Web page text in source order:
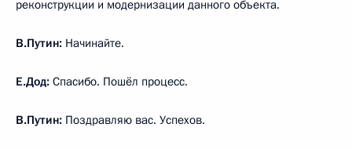
реконструкции и модернизации данного объекта.
В.Путин: Начинайте.
Е.Дод: Спасибо. Пошёл процесс.
В.Путин: Поздравляю вас. Успехов.